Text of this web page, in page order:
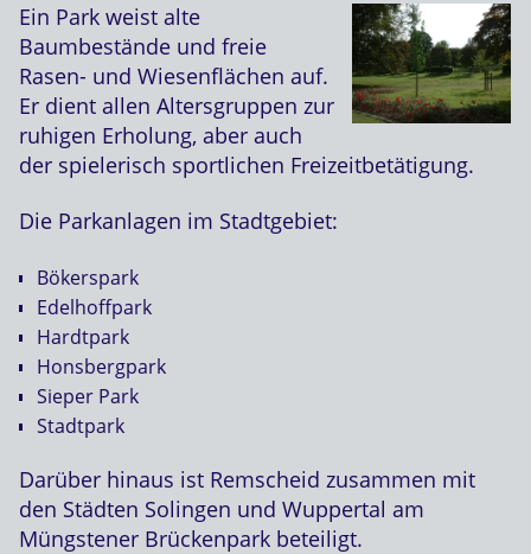
Ein Park weist alte
Baumbestände und freie
Rasen- und Wiesenflächen auf.
Er dient allen Altersgruppen zur
ruhigen Erholung, aber auch
der spielerisch sportlichen Freizeitbetätigung.
Die Parkanlagen im Stadtgebiet:
Bökerspark
Edelhoffpark
Hardtpark
Honsbergpark
Sieper Park
Stadtpark
Darüber hinaus ist Remscheid zusammen mit
den Städten Solingen und Wuppertal am
Müngstener Brückenpark beteiligt.